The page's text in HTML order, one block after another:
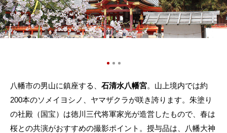
八幡市の男山に鎮座する、石清水八幡宮。山上境内では約
200本のソメイヨシノ、ヤマザクラが咲き誇ります。朱塗り
の社殿（国宝）は徳川三代将軍家光が造営したもので、春は
桜との共演がおすすめの撮影ポイント。授与品は、八幡大神